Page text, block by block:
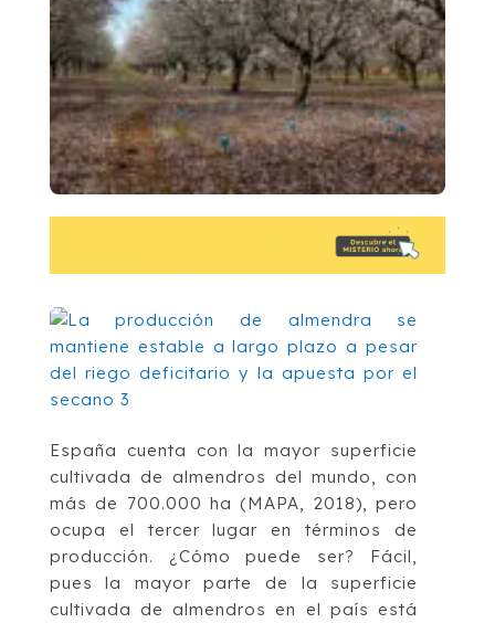
España cuenta con la mayor superficie
cultivada de almendros del mundo, con
más de 700.000 ha (MAPA, 2018), pero
ocupa el tercer lugar en términos de
producción. ¿Cómo puede ser? Fácil,
pues la mayor parte de la superficie
cultivada de almendros en el país está